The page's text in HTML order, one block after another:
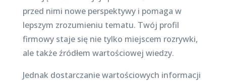
przed nimi nowe perspektywy i pomaga w
lepszym zrozumieniu tematu. Twój profil
firmowy staje się nie tylko miejscem rozrywki,
ale także źródłem wartościowej wiedzy.
Jednak dostarczanie wartościowych informacji